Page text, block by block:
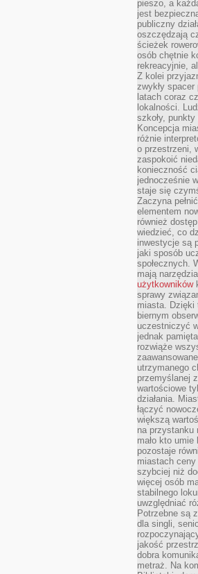
pieszo, a
jest
publiczny
oszczędzają
ścieżek
osób chętnie
rekreacyjnie,
Z kolei
zwykły
latach coraz
lokalności.
szkoły,
Koncepcja
różnie
o przestrzeni,
zaspokoić
konieczność
jednocześnie
staje się
Zaczyna
elementem
również
wiedzieć, co
inwestycje są
jaki sposób
społecznych.
mają
użytkowników
sprawy
miasta. Dzięki
biernym
uczestniczyć
jednak
rozwiąże
utrzymanego
przemyślanej
wartościowe
działania.
łączyć
większą
na przystanku
mało kto
pozostaje
miastach
szybciej niż
więcej osób
stabilnego
uwzględniać
Potrzebne są
dla singli,
jakość
dobra
metraż. Na